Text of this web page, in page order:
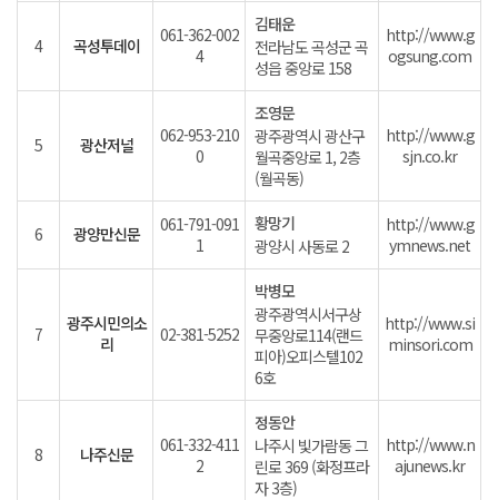
4 곡성투데이
061-362-002
4
김태운
전라남도 곡성군 곡
성읍 중앙로 158
http://www.g
ogsung.com
5 광산저널
062-953-210
0
조영문
광주광역시 광산구
월곡중앙로 1, 2층
(월곡동)
http://www.g
sjn.co.kr
6 광양만신문
061-791-091
1
황망기
광양시 사동로 2
http://www.g
ymnews.net
7
광주시민의소
리
02-381-5252
박병모
광주광역시서구상
무중앙로114(랜드
피아)오피스텔102
6호
http://www.si
minsori.com
8 나주신문
061-332-411
2
정동안
나주시 빛가람동 그
린로 369 (화정프라
자 3층)
http://www.n
ajunews.kr